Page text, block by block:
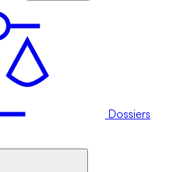
Dossiers